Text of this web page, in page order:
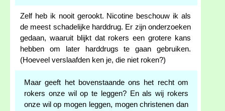
Zelf heb ik nooit gerookt. Nicotine beschouw ik als
de meest schadelijke harddrug. Er zijn onderzoeken
gedaan, waaruit blijkt dat rokers een grotere kans
hebben om later harddrugs te gaan gebruiken.
(Hoeveel verslaafden ken je, die niet roken?)
Maar geeft het bovenstaande ons het recht om
rokers onze wil op te leggen? En als wij rokers
onze wil op mogen leggen, mogen christenen dan